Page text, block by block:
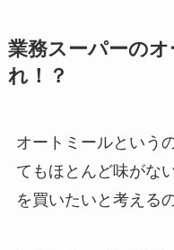
業務スーパーの
れ！？
オートミールという
てもほとんど味がな
を買いたいと考える